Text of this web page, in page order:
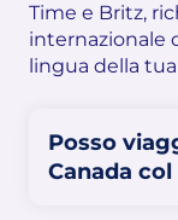
Time e Britz,
internazionale
lingua della
Posso
Canada